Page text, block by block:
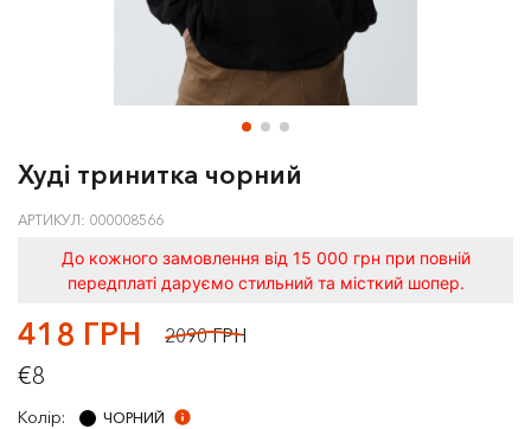
Худі тринитка чорний
АРТИКУЛ: 000008566
До кожного замовлення від 15 000 грн при повній
передплаті даруємо стильний та місткий шопер.
418 ГРН 2090 ГРН
€8
Колір: ЧОРНИЙ